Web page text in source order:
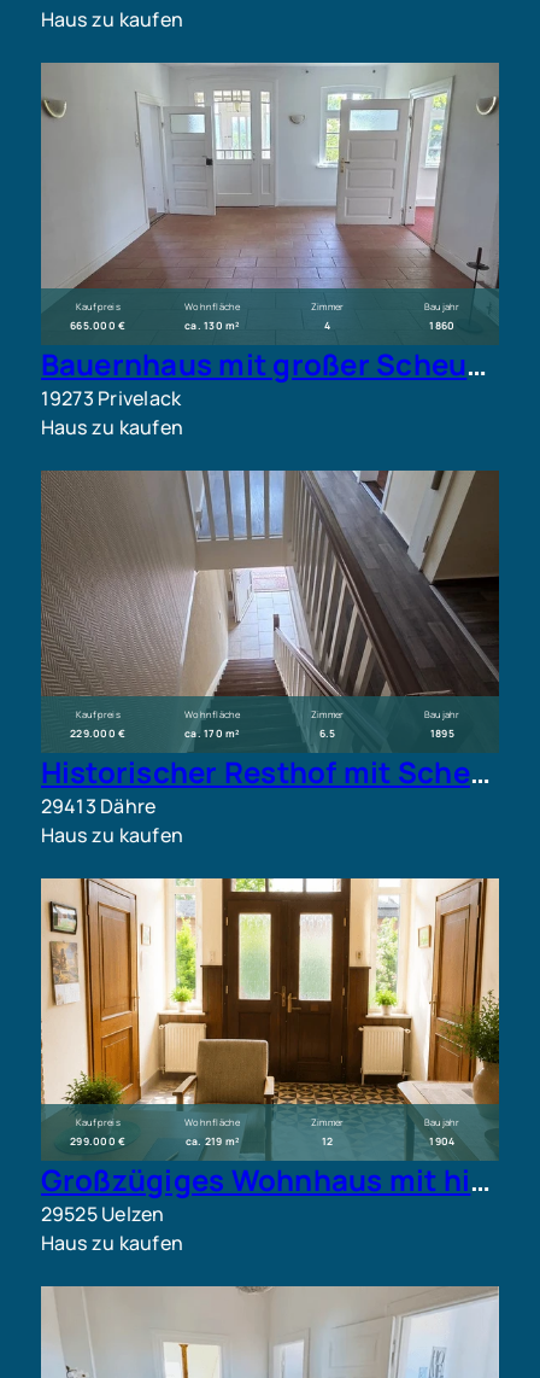
Haus zu kaufen
Kaufpreis
665.000 €
Wohnfläche
ca. 130 m²
Zimmer
4
Baujahr
1860
Bauernhaus mit großer Scheune und außergewöhnlichem Entwicklungspotenzial auf ca. 13.000 m² Grundstü
19273 Privelack
Haus zu kaufen
Kaufpreis
229.000 €
Wohnfläche
ca. 170 m²
Zimmer
6.5
Baujahr
1895
Historischer Resthof mit Scheune, großem Grundstück und vielfältigen Nutzungsmöglichkeiten
29413 Dähre
Haus zu kaufen
Kaufpreis
299.000 €
Wohnfläche
ca. 219 m²
Zimmer
12
Baujahr
1904
Großzügiges Wohnhaus mit historischem Charme, Nebengebäude und traumhaftem Gartengrundstück
29525 Uelzen
Haus zu kaufen